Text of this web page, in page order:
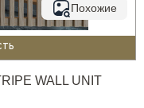
Похожие
WALL UNIT